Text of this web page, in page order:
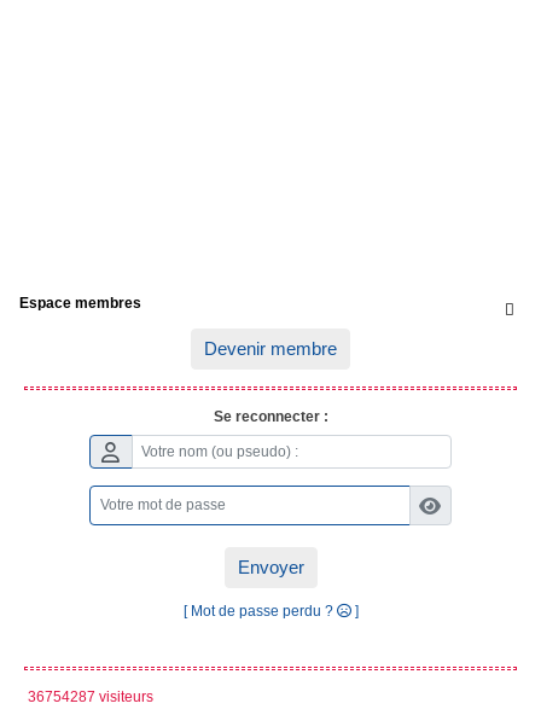

Espace membres
Devenir membre
Se reconnecter :
Envoyer
[ Mot de passe perdu ? ]
36754287 visiteurs